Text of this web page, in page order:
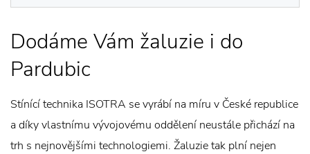
Dodáme Vám žaluzie i do
Pardubic
Stínící technika ISOTRA se vyrábí na míru v České republice
a díky vlastnímu vývojovému oddělení neustále přichází na
trh s nejnovějšími technologiemi. Žaluzie tak plní nejen